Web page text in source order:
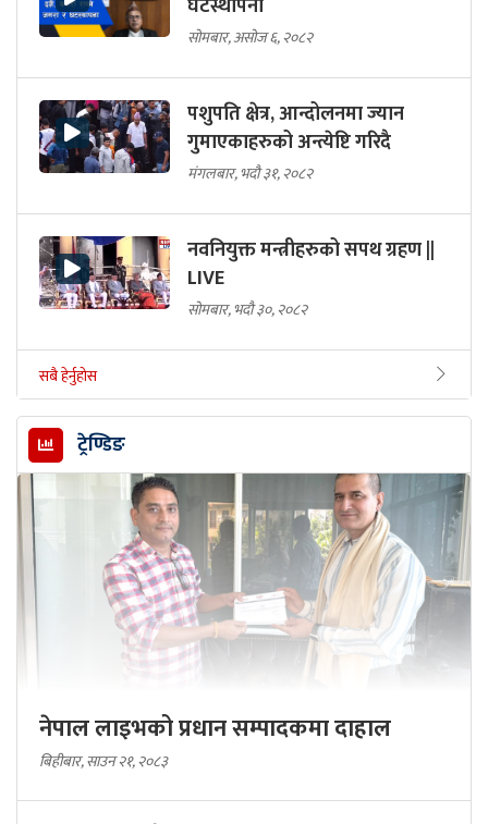
घटस्थापना
सोमबार, असोज ६, २०८२
पशुपति क्षेत्र, आन्दोलनमा ज्यान
गुमाएकाहरुको अन्त्येष्टि गरिदै
मंगलबार, भदौ ३१, २०८२
नवनियुक्त मन्त्रीहरुको सपथ ग्रहण ||
LIVE
सोमबार, भदौ ३०, २०८२
सबै हेर्नुहोस
ट्रेण्डिङ
नेपाल लाइभको प्रधान सम्पादकमा दाहाल
बिहीबार, साउन २१, २०८३